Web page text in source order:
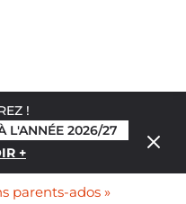
!
L'ANNÉE 2026/27
+
parents-ados »